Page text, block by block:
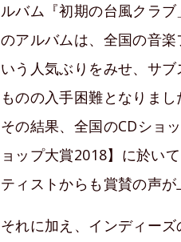
ルバム『初期の台風クラ
のアルバムは、全国の音
いう人気ぶりをみせ、サ
ものの入手困難となりまし
その結果、全国のCDショ
ョップ大賞2018】に於い
ティストからも賞賛の声が
それに加え、インディー